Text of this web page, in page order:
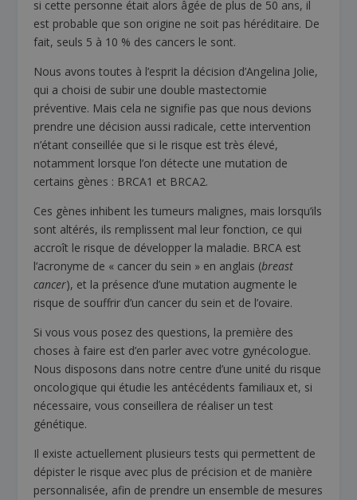
si cette personne était alors âgée de plus de 50 ans, il
est probable que son origine ne soit pas héréditaire. De
fait, seuls 5 à 10 % des cancers le sont.
Nous avons toutes à l’esprit la décision d’Angelina Jolie,
qui a choisi de subir une double mastectomie
préventive. Mais cela ne signifie pas que nous devions
prendre une décision aussi radicale, cette intervention
n’étant conseillée que si le risque est très élevé,
notamment lorsque l’on détecte une mutation de
certains gènes : BRCA1 et BRCA2.
Ces gènes inhibent les tumeurs malignes, mais lorsqu’ils
sont altérés, ils remplissent mal leur fonction, ce qui
accroît le risque de développer la maladie. BRCA est
l’acronyme de « cancer du sein » en anglais (breast
cancer), et la présence d’une mutation augmente le
risque de souffrir d’un cancer du sein et de l’ovaire.
Si vous vous posez des questions, la première des
choses à faire est d’en parler avec votre gynécologue.
Nous disposons dans notre centre d’une unité du risque
oncologique qui étudie les antécédents familiaux et, si
nécessaire, vous conseillera de réaliser un test
génétique.
Il existe actuellement plusieurs tests qui permettent de
dépister le risque avec plus de précision et de manière
personnalisée, afin de prendre un ensemble de mesures